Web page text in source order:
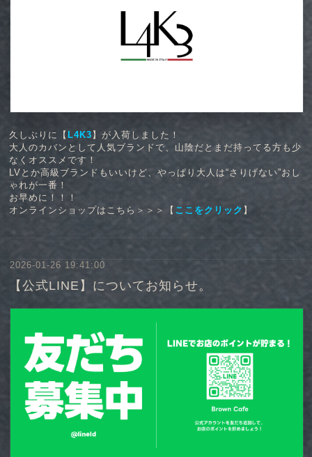
久しぶりに【 L4K3 】が入荷しました！
大人のカバンとして人気ブランドで、山陰だとまだ持ってる方も少
なくオススメです！
LVとか高級ブランドもいいけど、やっぱり大人は“さりげない”おし
ゃれが一番！
お早めに！！！
オンラインショップはこちら＞＞＞【 ここをクリック 】
2026-01-26 19:41:00
【公式LINE】についてお知らせ。